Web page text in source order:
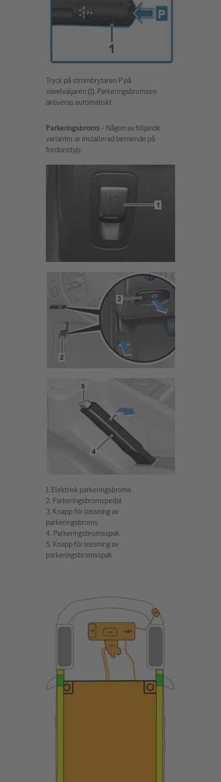
Tryck på strömbrytaren P på
växelväljaren (1). Parkeringsbromsen
aktiveras automatiskt.
Parkeringsbroms– Någon av följande
varianter är installerad beroende på
fordonstyp:
1. Elektrisk parkeringsbroms
2. Parkeringsbromspedal
3. Knapp för lossning av
parkeringsbroms
4. Parkeringsbromsspak
5. Knapp för lossning av
parkeringsbromsspak